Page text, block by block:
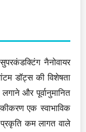
नैनोवायर
डॉट्स की विशेषता
और पूर्वानुमानित
एक स्वाभाविक
कम लागत वाले